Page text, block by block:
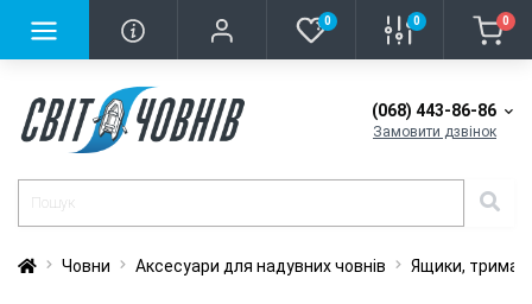
0 0 0
(068) 443-86-86
Замовити дзвінок
Човни Аксесуари для надувних човнів Ящики,